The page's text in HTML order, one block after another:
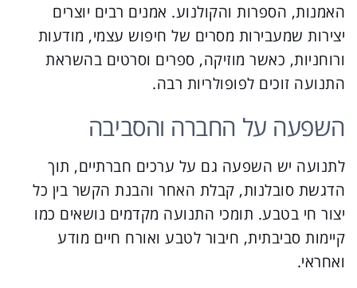
האמנות, הספרות והקולנוע. אמנים רבים יוצרים
יצירות שמעבירות מסרים של חיפוש עצמי, מודעות
ורוחניות, כאשר מוזיקה, ספרים וסרטים בהשראת
התנועה זוכים לפופולריות רבה.
השפעה על החברה והסביבה
לתנועה יש השפעה גם על ערכים חברתיים, תוך
הדגשת סובלנות, קבלת האחר והבנת הקשר בין כל
יצור חי בטבע. תומכי התנועה מקדמים נושאים כמו
קיימות סביבתית, חיבור לטבע ואורח חיים מודע
ואחראי.